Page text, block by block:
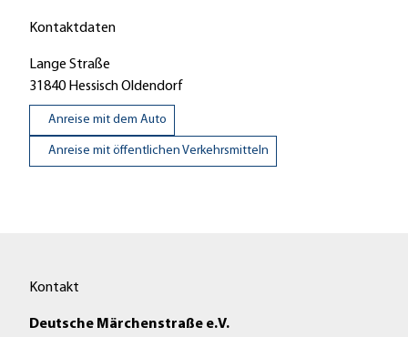
Kontaktdaten
Lange Straße
31840 Hessisch Oldendorf
Anreise mit dem Auto
Anreise mit öffentlichen Verkehrsmitteln
Kontakt
Deutsche Märchenstraße e.V.